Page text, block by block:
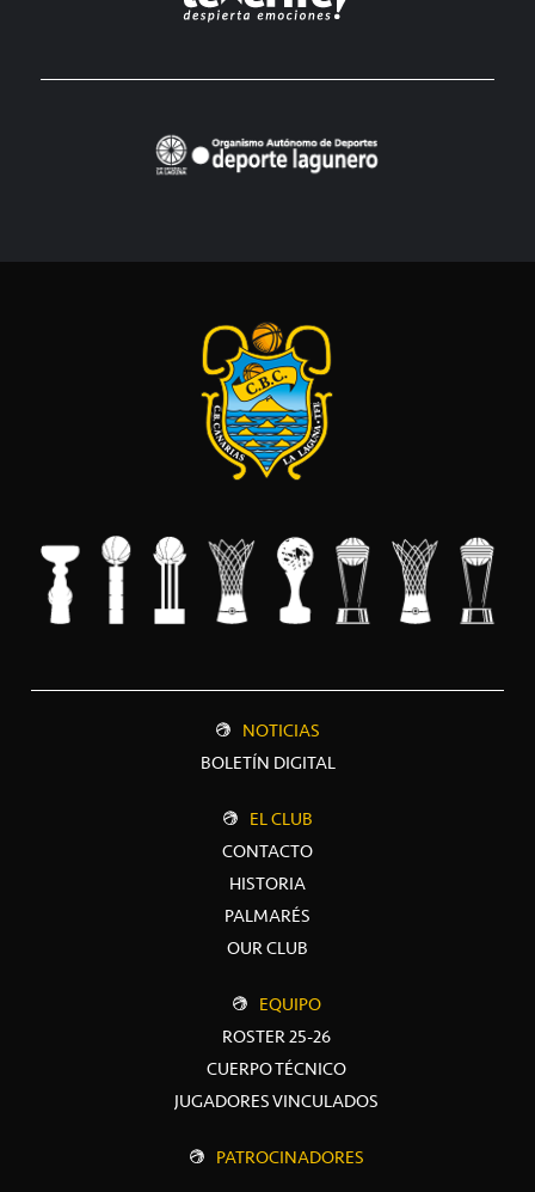
NOTICIAS
BOLETÍN DIGITAL
EL CLUB
CONTACTO
HISTORIA
PALMARÉS
OUR CLUB
EQUIPO
ROSTER 25-26
CUERPO TÉCNICO
JUGADORES VINCULADOS
PATROCINADORES